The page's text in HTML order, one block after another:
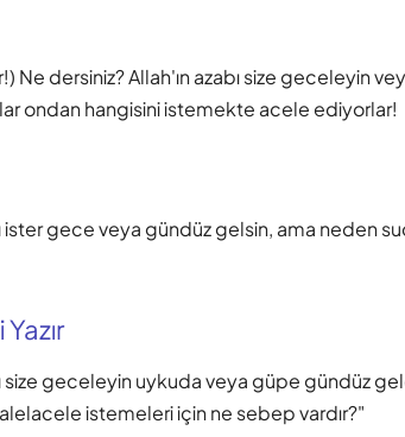
Ne dersiniz? Allah'ın azabı size geceleyin
ondan hangisini istemekte acele ediyorlar!
ister gece veya gündüz gelsin, ama neden
size geceleyin uykuda veya güpe gündüz
istemeleri için ne sebep vardır?"